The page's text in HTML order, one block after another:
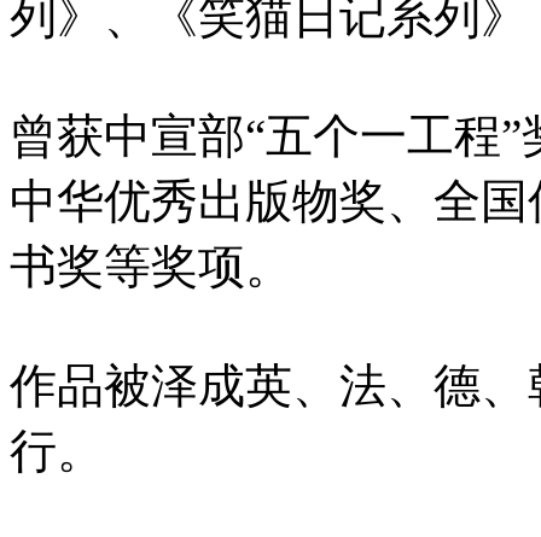
列》、《笑猫日记系列
曾获中宣部“五个一工程
中华优秀出版物奖、全
书奖等奖项。
作品被泽成英、法、德
行。